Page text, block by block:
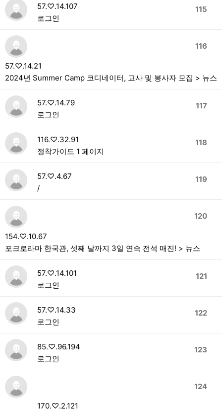
115
57.♡.14.107
로그인
116
57.♡.14.21
2024년 Summer Camp 코디네이터, 교사 및 봉사자 모집 > 뉴스
117
57.♡.14.79
로그인
118
116.♡.32.91
정착가이드 1 페이지
119
57.♡.4.67
/
120
154.♡.10.67
포크로라마 한국관, 셋째 날까지 3일 연속 전석 매진! > 뉴스
121
57.♡.14.101
로그인
122
57.♡.14.33
로그인
123
85.♡.96.194
로그인
124
170.♡.2.121